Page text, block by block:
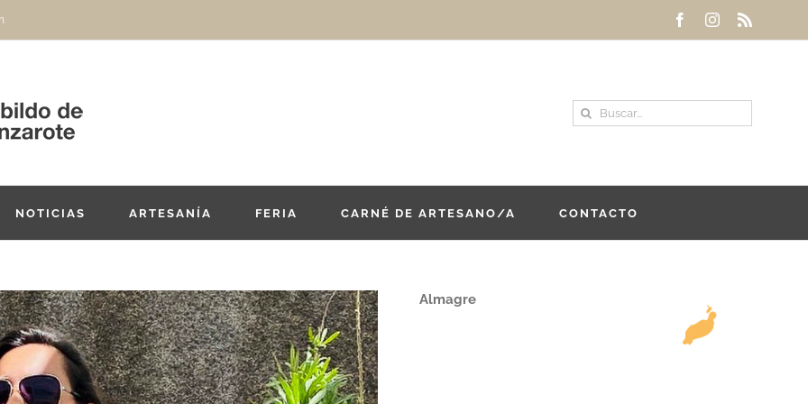
FacebookInstagram
Buscar:
NOTICIAS ARTESANÍA FERIA CARNÉ DE ARTESANO/A CONTACTO
Almagre